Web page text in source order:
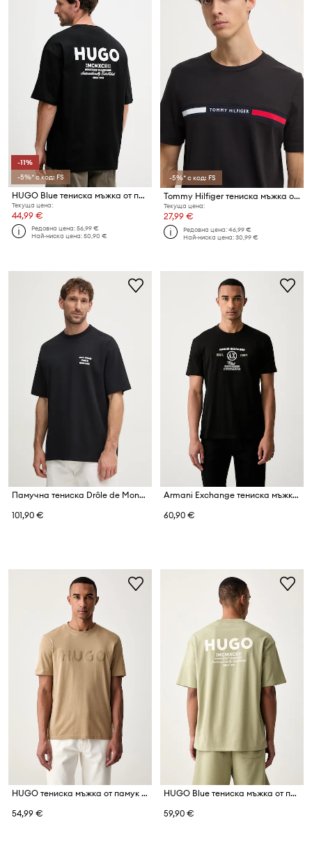
-11%
-5%* с код: FS
HUGO Blue тениска мъжка от памук Nalono
Текуща цена:
44,99 €
Редовна цена:56,99 €
Най-ниска цена:50,90 €
-5%* с код: FS
Tommy Hilfiger тениска мъжка от памук
Текуща цена:
27,99 €
Редовна цена:46,99 €
Най-ниска цена:30,99 €
Памучна тениска Drôle de Monsieur Le T-Shirt Slogan
101,90 €
Armani Exchange тениска мъжка от памук
60,90 €
HUGO тениска мъжка от памук Dulivio_U263
54,99 €
HUGO Blue тениска мъжка от памук Nalono
59,90 €